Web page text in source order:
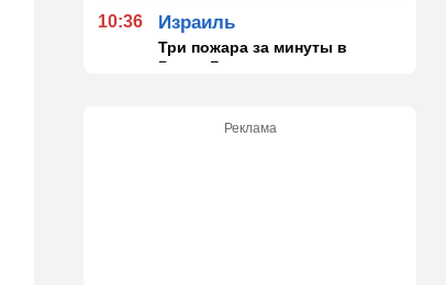
10:36 Израиль
Три пожара за минуты в
Рамат-Гане: подозрение на
Реклама